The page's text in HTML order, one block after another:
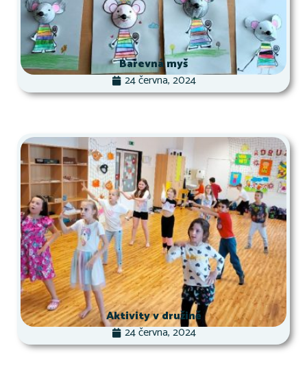
Barevná myš
24 června, 2024
Aktivity v družině
24 června, 2024